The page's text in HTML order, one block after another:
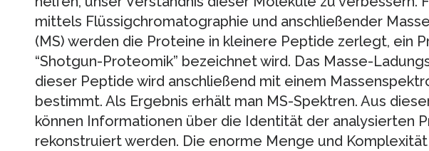
mittels Flüssigchromatographie und anschließender
(MS) werden die Proteine in kleinere Peptide zerlegt, ein
“Shotgun-Proteomik” bezeichnet wird. Das Masse-
dieser Peptide wird anschließend mit einem
bestimmt. Als Ergebnis erhält man MS-Spektren. Aus
können Informationen über die Identität der analysierten
rekonstruiert werden. Die enorme Menge und